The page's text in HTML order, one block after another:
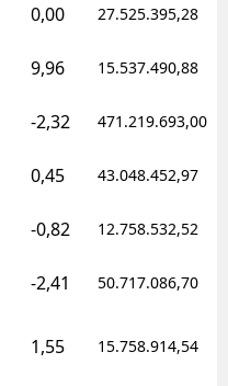
0,00 27.525.395,28
9,96 15.537.490,88
-2,32 471.219.693,00
0,45 43.048.452,97
-0,82 12.758.532,52
-2,41 50.717.086,70
1,55 15.758.914,54